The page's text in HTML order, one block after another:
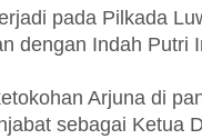
pada Pilkada
dengan Indah Putri
Arjuna di
sebagai Ketua